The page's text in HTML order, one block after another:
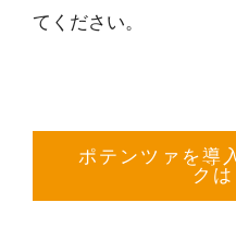
てください。
ポテンツァを導
ク